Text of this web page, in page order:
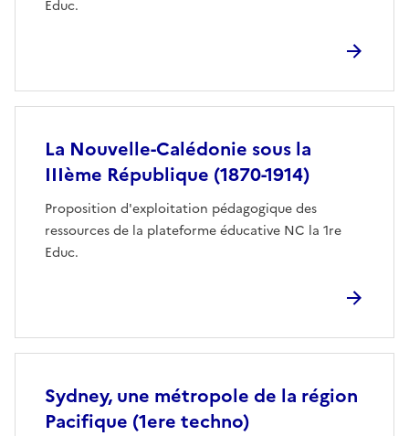
Educ.
La Nouvelle-Calédonie sous la
IIIème République (1870-1914)
Proposition d'exploitation pédagogique des
ressources de la plateforme éducative NC la 1re
Educ.
Sydney, une métropole de la région
Pacifique (1ere techno)